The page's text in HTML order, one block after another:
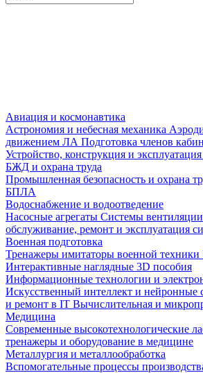
Авиация и космонавтика
Астрономия и небесная механика
движением ЛА Подготовка членов
Устройство, конструкция и
БЖД и охрана труда
Промышленная безопасность и охрана
БПЛА
Водоснабжение и водоотведение
Насосные агрегаты Системы вентиляции
обслуживание, ремонт и эксплуатация
Военная подготовка
Тренажеры имитаторы военной техники
Интерактивные наглядные 3D пособия
Информационные технологии и
Искусственный интеллект и нейронные
и ремонт в IT Вычислительная и
Медицина
Современные высокотехнологические
тренажеры и оборудование в медицине
Металлургия и металлообработка
Вспомогательные процессы